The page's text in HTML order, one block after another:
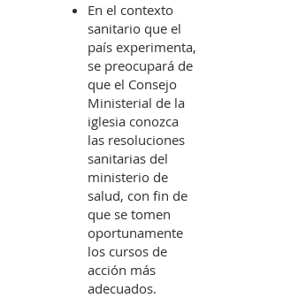
En el contexto
sanitario que el
país experimenta,
se preocupará de
que el Consejo
Ministerial de la
iglesia conozca
las resoluciones
sanitarias del
ministerio de
salud, con fin de
que se tomen
oportunamente
los cursos de
acción más
adecuados.